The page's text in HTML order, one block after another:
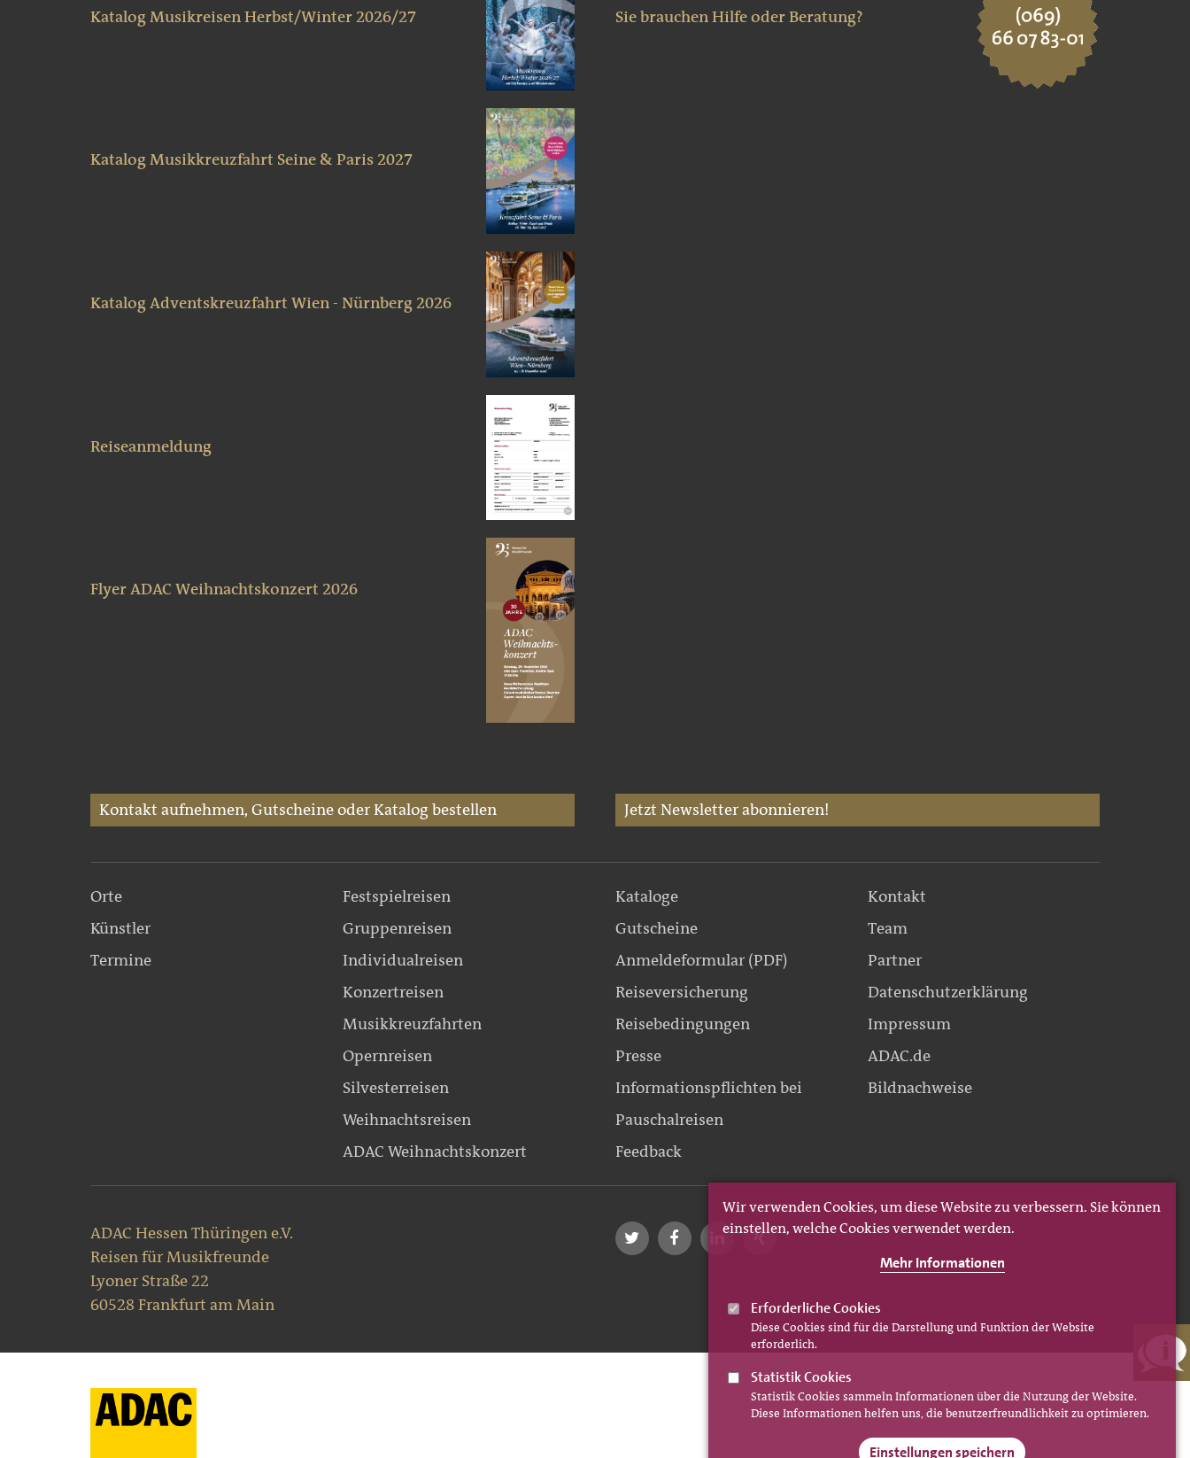
Katalog Musikreisen Herbst/Winter 2026/27
Katalog Musikkreuzfahrt Seine & Paris 2027
Katalog Adventskreuzfahrt Wien - Nürnberg 2026
Reiseanmeldung
Flyer ADAC Weihnachtskonzert 2026
Sie brauchen Hilfe oder Beratung?
Kontakt aufnehmen, Gutscheine oder Katalog bestellen Jetzt Newsletter abonnieren!
Orte
Künstler
Termine
Festspielreisen
Gruppenreisen
Individualreisen
Konzertreisen
Musikkreuzfahrten
Opernreisen
Silvesterreisen
Weihnachtsreisen
ADAC Weihnachtskonzert
Kataloge
Gutscheine
Anmeldeformular (PDF)
Reiseversicherung
Reisebedingungen
Presse
Informationspflichten bei
Pauschalreisen
Feedback
Kontakt
Team
Partner
Datenschutzerklärung
Impressum
ADAC.de
Bildnachweise
ADAC Hessen Thüringen e.V.
Reisen für Musikfreunde
Lyoner Straße 22
60528 Frankfurt am Main
Wir verwenden Cookies, um diese Website zu verbessern. Sie können
einstellen, welche Cookies verwendet werden.
Mehr Informationen
Erforderliche Cookies
Diese Cookies sind für die Darstellung und Funktion der Website
erforderlich.
Statistik Cookies
Statistik Cookies sammeln Informationen über die Nutzung der Website.
Diese Informationen helfen uns, die benutzerfreundlichkeit zu optimieren.
Einstellungen speichern